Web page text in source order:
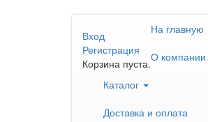
Вход
Регистрация
Корзина пуста.
На главную
О компании
Каталог
Доставка и оплата